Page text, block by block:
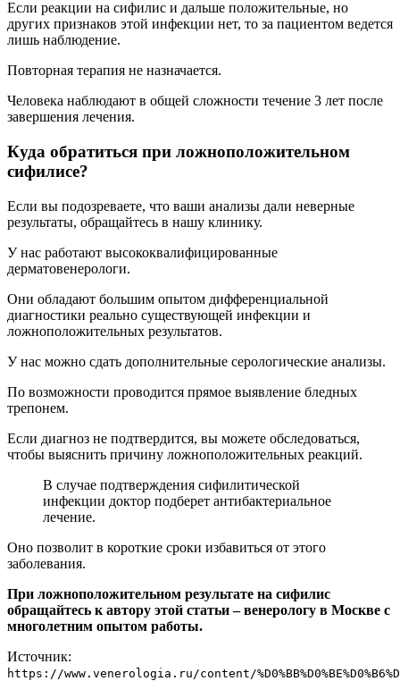
Если реакции на сифилис и дальше положительные, но
других признаков этой инфекции нет, то за пациентом ведется
лишь наблюдение.
Повторная терапия не назначается.
Человека наблюдают в общей сложности течение 3 лет после
завершения лечения.
Куда обратиться при ложноположительном
сифилисе?
Если вы подозреваете, что ваши анализы дали неверные
результаты, обращайтесь в нашу клинику.
У нас работают высококвалифицированные
дерматовенерологи.
Они обладают большим опытом дифференциальной
диагностики реально существующей инфекции и
ложноположительных результатов.
У нас можно сдать дополнительные серологические анализы.
По возможности проводится прямое выявление бледных
трепонем.
Если диагноз не подтвердится, вы можете обследоваться,
чтобы выяснить причину ложноположительных реакций.
В случае подтверждения сифилитической
инфекции доктор подберет антибактериальное
лечение.
Оно позволит в короткие сроки избавиться от этого
заболевания.
При ложноположительном результате на сифилис
обращайтесь к автору этой статьи – венерологу в Москве с
многолетним опытом работы.
Источник:
https://www.venerologia.ru/content/